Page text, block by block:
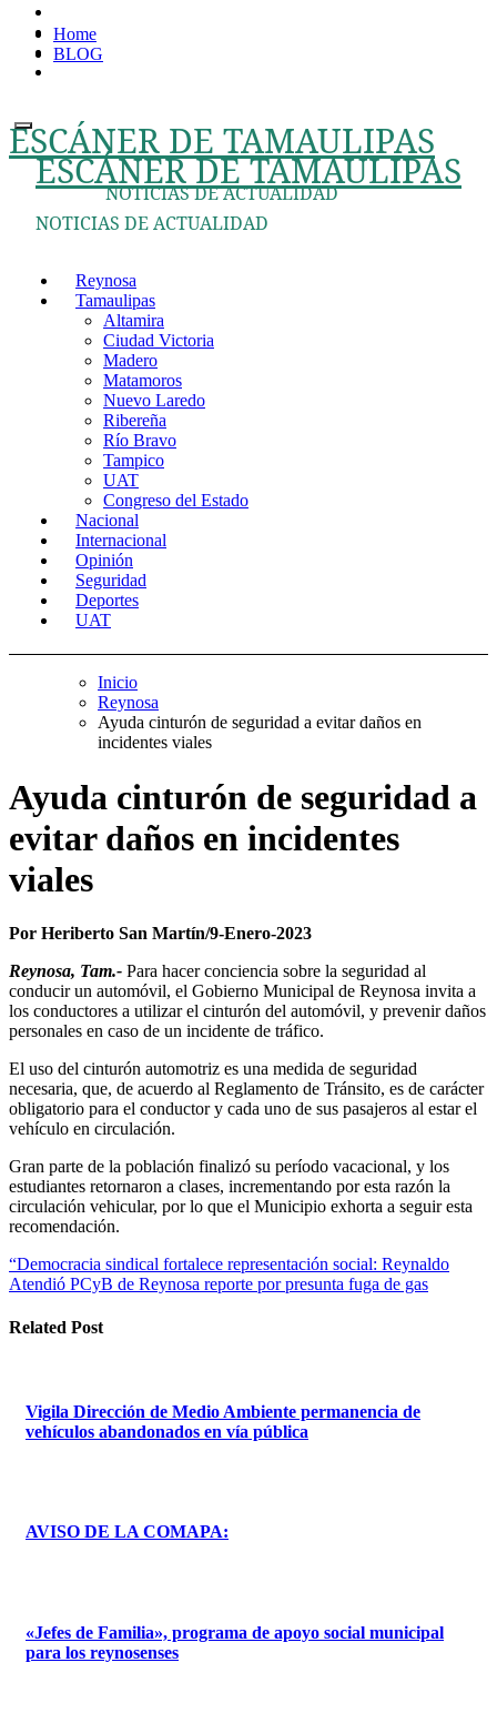
contenido
Home
BLOG
ESCÁNER DE TAMAULIPAS
NOTICIAS DE ACTUALIDAD
ESCÁNER DE TAMAULIPAS
NOTICIAS DE ACTUALIDAD
Reynosa
Tamaulipas
Altamira
Ciudad Victoria
Madero
Matamoros
Nuevo Laredo
Ribereña
Río Bravo
Tampico
UAT
Congreso del Estado
Nacional
Internacional
Opinión
Seguridad
Deportes
UAT
Inicio
Reynosa
Ayuda cinturón de seguridad a evitar daños en
incidentes viales
Ayuda cinturón de seguridad a
evitar daños en incidentes
viales
Por Heriberto San Martín/9-Enero-2023
Reynosa, Tam.- Para hacer conciencia sobre la seguridad al
conducir un automóvil, el Gobierno Municipal de Reynosa invita a
los conductores a utilizar el cinturón del automóvil, y prevenir daños
personales en caso de un incidente de tráfico.
El uso del cinturón automotriz es una medida de seguridad
necesaria, que, de acuerdo al Reglamento de Tránsito, es de carácter
obligatorio para el conductor y cada uno de sus pasajeros al estar el
vehículo en circulación.
Gran parte de la población finalizó su período vacacional, y los
estudiantes retornaron a clases, incrementando por esta razón la
circulación vehicular, por lo que el Municipio exhorta a seguir esta
recomendación.
Navegación
de
entradas
“Democracia sindical fortalece representación social: Reynaldo
Atendió PCyB de Reynosa reporte por presunta fuga de gas
Related Post
Vigila Dirección de Medio Ambiente permanencia de
vehículos abandonados en vía pública
AVISO DE LA COMAPA:
«Jefes de Familia», programa de apoyo social municipal
para los reynosenses